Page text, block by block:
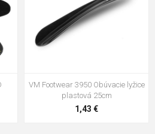
VM Footwear 3102 Šnúrky ploché
0,79 €